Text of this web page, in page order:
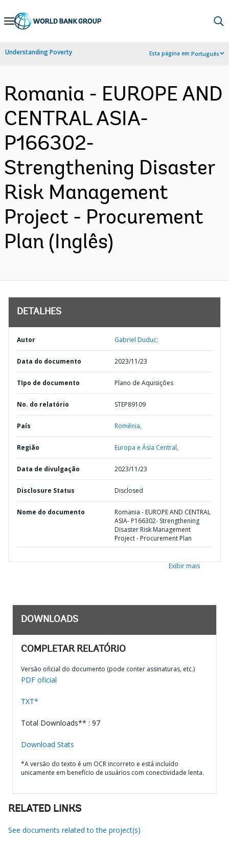
Skip
Navigation
Understanding Poverty Esta página em:Português
Romania - EUROPE AND
CENTRAL ASIA-
P166302-
Strengthening Disaster
Risk Management
Project - Procurement
Plan (Inglês)
DETALHES
Autor Gabriel Duduc;
Data do documento 2023/11/23
TIpo de documento Plano de Aquisições
No. do relatório STEP89109
País Romênia,
Região Europa e Ásia Central,
Data de divulgação 2023/11/23
Disclosure Status Disclosed
Nome do documento
Romania - EUROPE AND CENTRAL
ASIA- P166302- Strengthening
Disaster Risk Management
Project - Procurement Plan
Exibir mais
DOWNLOADS
COMPLETAR RELATÓRIO
Versão oficial do documento (pode conter assinaturas, etc.)
PDF oficial
TXT*
Total Downloads** : 97
Download Stats
*A versão do texto é um OCR incorreto e está incluído
unicamente em benefício de usuários com conectividade lenta.
RELATED LINKS
See documents related to the project(s)